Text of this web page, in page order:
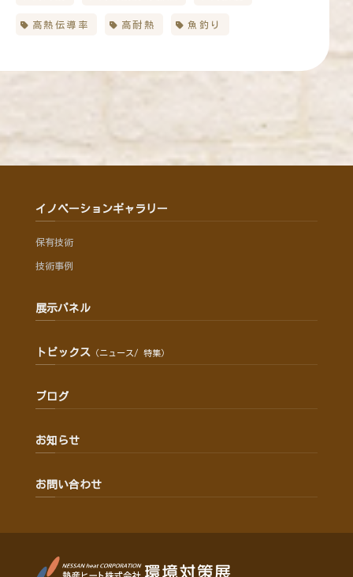
高熱伝導率 高耐熱 魚釣り
イノベーションギャラリー
保有技術
技術事例
展示パネル
トピックス （ニュース/ 特集）
ブログ
お知らせ
お問い合わせ